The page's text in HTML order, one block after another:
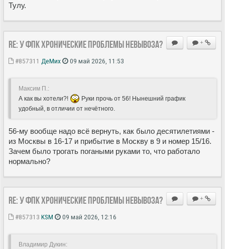
Тулу.
+
Re: У ФПК хронические проблемы невывоза?
#857311 ДеМих 09 май 2026, 11:53
Максим П.:
А как вы хотели?!
Руки прочь от 56! Нынешний график
удобный, в отличии от нечëтного.
56-му вообще надо всё вернуть, как было десятилетиями -
из Москвы в 16-17 и прибытие в Москву в 9 и номер 15/16.
Зачем было трогать погаными руками то, что работало
нормально?
+
Re: У ФПК хронические проблемы невывоза?
#857313 KSM 09 май 2026, 12:16
Владимир Дукин: